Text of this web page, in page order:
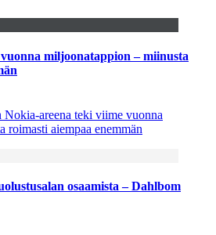
miljoonatappion – miinusta
areena teki viime vuonna
roimasti aiempaa enemmän
osaamista – Dahlbom